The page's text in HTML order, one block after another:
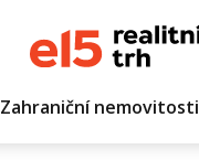
Zahraniční nemovitosti